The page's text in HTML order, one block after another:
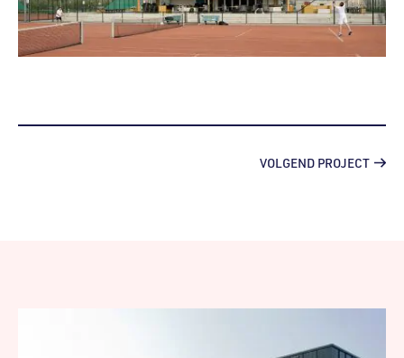
VOLGEND PROJECT